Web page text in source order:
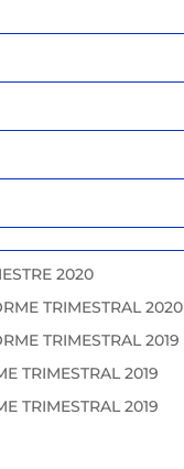
2020
TRIMESTRAL 2020
TRIMESTRAL 2019
TRIMESTRAL 2019
TRIMESTRAL 2019